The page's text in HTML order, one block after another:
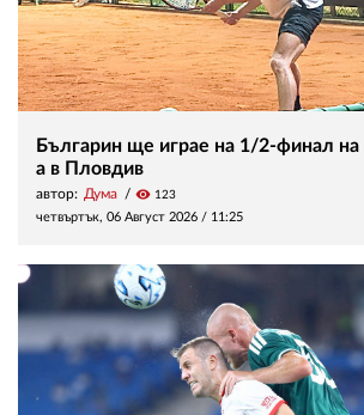
Българин ще играе на 1/2-финал
а в Пловдив
автор: Дума visibility 123
четвъртък, 06 Август 2026 / 11:25